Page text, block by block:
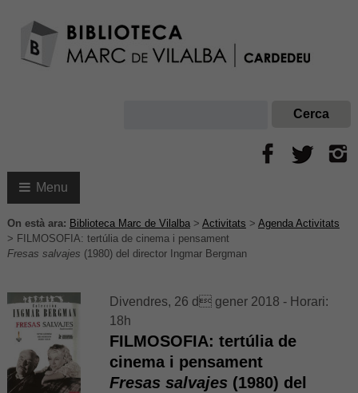
Menu
On està ara: Biblioteca Marc de Vilalba> Activitats > Agenda Activitats
> FILMOSOFIA: tertúlia de cinema i pensament
Fresas salvajes (1980) del director Ingmar Bergman
Divendres, 26 d gener 2018 - Horari:
18h
FILMOSOFIA: tertúlia de
cinema i pensament
Fresas salvajes (1980) del